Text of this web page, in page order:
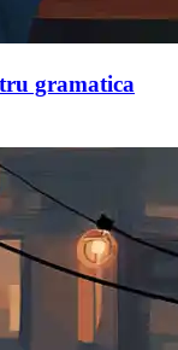
gramatica